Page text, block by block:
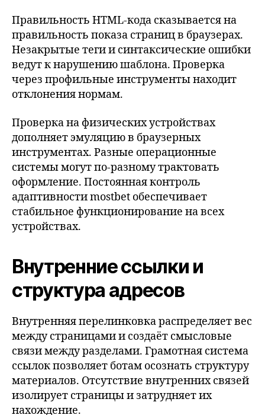
Правильность HTML-кода сказывается на
правильность показа страниц в браузерах.
Незакрытые теги и синтаксические ошибки
ведут к нарушению шаблона. Проверка
через профильные инструменты находит
отклонения нормам.
Проверка на физических устройствах
дополняет эмуляцию в браузерных
инструментах. Разные операционные
системы могут по-разному трактовать
оформление. Постоянная контроль
адаптивности mostbet обеспечивает
стабильное функционирование на всех
устройствах.
Внутренние ссылки и
структура адресов
Внутренняя перелинковка распределяет вес
между страницами и создаёт смысловые
связи между разделами. Грамотная система
ссылок позволяет ботам осознать структуру
материалов. Отсутствие внутренних связей
изолирует страницы и затрудняет их
нахождение.